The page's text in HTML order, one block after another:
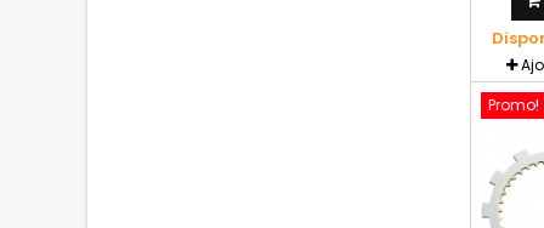
Promo!